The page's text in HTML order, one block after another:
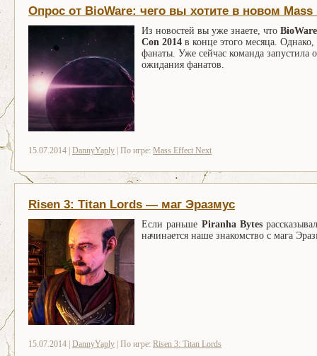
Опрос от BioWare: чего вы хотите в новом Mass
Из новостей вы уже знаете, чтоBioWare
Con 2014 в конце этого месяца.
фанаты. Уже сейчас команда запустила
ожидания фанатов.
15.07.2014 | DannyYaply | По игре: Mass Effect Next
Risen 3: Titan Lords — маг Эразмус
Если раньше Piranha Bytes
начинается наше знакомство с мага
15.07.2014 | DannyYaply | По игре: Risen 3: Titan Lords